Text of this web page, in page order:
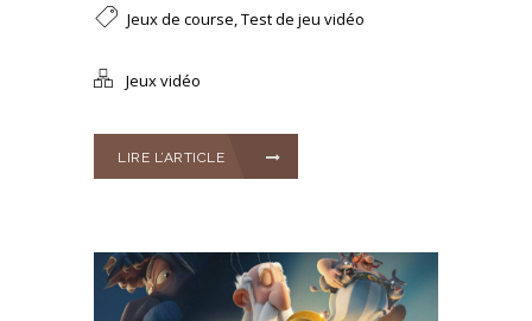
Jeux de course,Test de jeu vidéo
Jeux vidéo
LIRE L’ARTICLE